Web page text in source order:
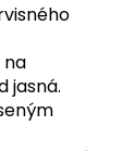
jasná.